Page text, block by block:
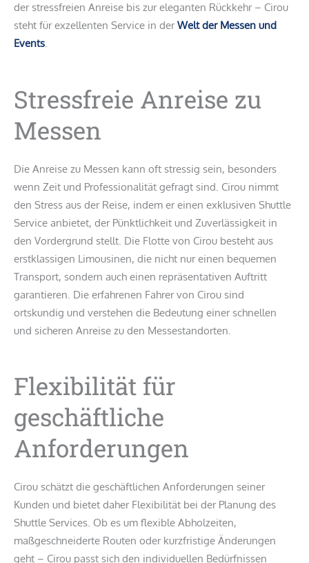
der stressfreien Anreise bis zur eleganten Rückkehr – Cirou
steht für exzellenten Service in derWelt der Messen und
Events
Stressfreie Anreise zu
Messen
Die Anreise zu Messen kann oft stressig sein, besonders
wenn Zeit und Professionalität gefragt sind. Cirou nimmt
den Stress aus der Reise, indem er einen exklusiven Shuttle
Service anbietet, der Pünktlichkeit und Zuverlässigkeit in
den Vordergrund stellt. Die Flotte von Cirou besteht aus
erstklassigen Limousinen, die nicht nur einen bequemen
Transport, sondern auch einen repräsentativen Auftritt
garantieren. Die erfahrenen Fahrer von Cirou sind
ortskundig und verstehen die Bedeutung einer schnellen
und sicheren Anreise zu den Messestandorten.
Flexibilität für
geschäftliche
Anforderungen
Cirou schätzt die geschäftlichen Anforderungen seiner
Kunden und bietet daher Flexibilität bei der Planung des
Shuttle Services. Ob es um flexible Abholzeiten,
maßgeschneiderte Routen oder kurzfristige Änderungen
geht – Cirou passt sich den individuellen Bedürfnissen